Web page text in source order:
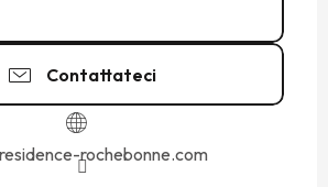
Contattateci
rochebonne.com